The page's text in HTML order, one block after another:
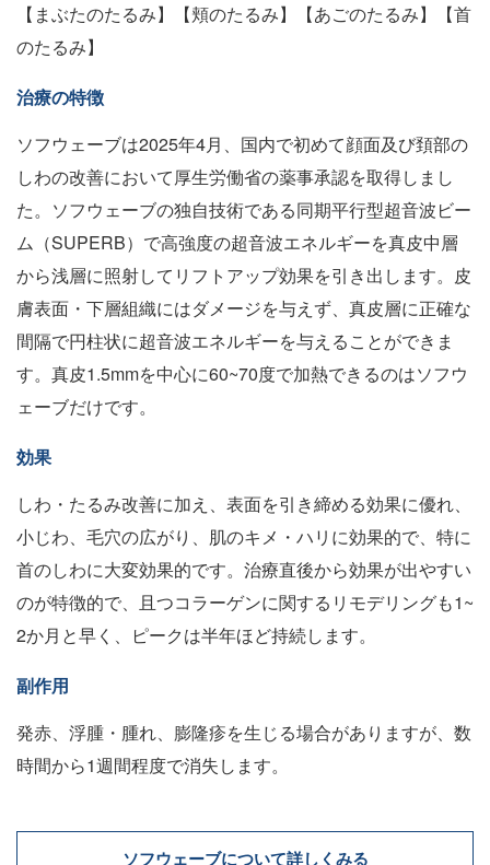
【まぶたのたるみ】【頬のたるみ】【あごのたるみ】【首
のたるみ】
治療の特徴
ソフウェーブは2025年4月、国内で初めて顔面及び頚部の
しわの改善において厚生労働省の薬事承認を取得しまし
た。ソフウェーブの独自技術である同期平行型超音波ビー
ム（SUPERB）で高強度の超音波エネルギーを真皮中層
から浅層に照射してリフトアップ効果を引き出します。皮
膚表面・下層組織にはダメージを与えず、真皮層に正確な
間隔で円柱状に超音波エネルギーを与えることができま
す。真皮1.5mmを中心に60~70度で加熱できるのはソフウ
ェーブだけです。
効果
しわ・たるみ改善に加え、表面を引き締める効果に優れ、
小じわ、毛穴の広がり、肌のキメ・ハリに効果的で、特に
首のしわに大変効果的です。治療直後から効果が出やすい
のが特徴的で、且つコラーゲンに関するリモデリングも1~
2か月と早く、ピークは半年ほど持続します。
副作用
発赤、浮腫・腫れ、膨隆疹を生じる場合がありますが、数
時間から1週間程度で消失します。
ソフウェーブについて詳しくみる